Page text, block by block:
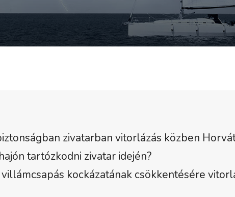
zivatarban vitorlázás közben
tartózkodni zivatar idején?
kockázatának csökkentésére